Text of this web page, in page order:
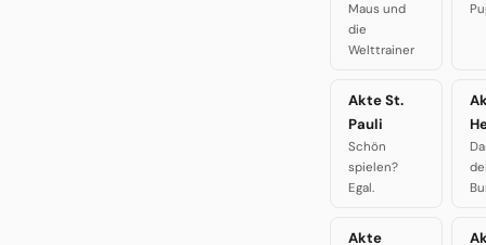
Maus und
die
Welttrainer
Akte St.
Pauli
Schön
spielen?
Egal.
Akte